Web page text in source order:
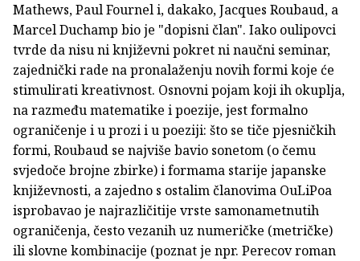
Mathews, Paul Fournel i, dakako, Jacques Roubaud, a
Marcel Duchamp bio je "dopisni član". Iako oulipovci
tvrde da nisu ni književni pokret ni naučni seminar,
zajednički rade na pronalaženju novih formi koje će
stimulirati kreativnost. Osnovni pojam koji ih okuplja,
na razmeđu matematike i poezije, jest formalno
ograničenje i u prozi i u poeziji: što se tiče pjesničkih
formi, Roubaud se najviše bavio sonetom (o čemu
svjedoče brojne zbirke) i formama starije japanske
književnosti, a zajedno s ostalim članovima OuLiPoa
isprobavao je najrazličitije vrste samonametnutih
ograničenja, često vezanih uz numeričke (metričke)
ili slovne kombinacije (poznat je npr. Perecov roman